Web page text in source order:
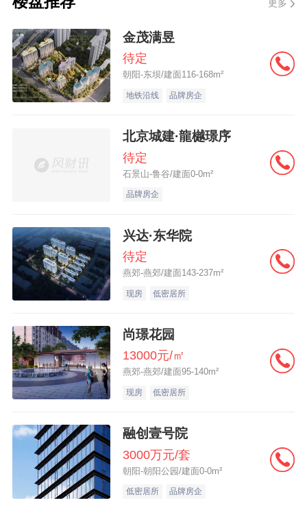
或社区签章) 关于入户申请流程、资料和购房
入户申请书格式等问题就给大家介绍到这里
了。工作和生活中，我们经常会由于户籍等
各方面的限制，办理一些事情如办身份证、
领结婚证等，都需要回到户籍所在地办理。
工作地和户籍地两头跑相当麻烦，买房迁入
户口后，这些问题就可以迎刃而解了。\r\n
更多
金茂满昱
待定
朝阳-东坝/建面116-168m²
地铁沿线 品牌房企
北京城建·龍樾璟序
待定
石景山-鲁谷/建面0-0m²
品牌房企
兴达·东华院
待定
燕郊-燕郊/建面143-237m²
现房 低密居所
尚璟花园
13000元/㎡
燕郊-燕郊/建面95-140m²
现房 低密居所
融创壹号院
3000万元/套
朝阳-朝阳公园/建面0-0m²
低密居所 品牌房企